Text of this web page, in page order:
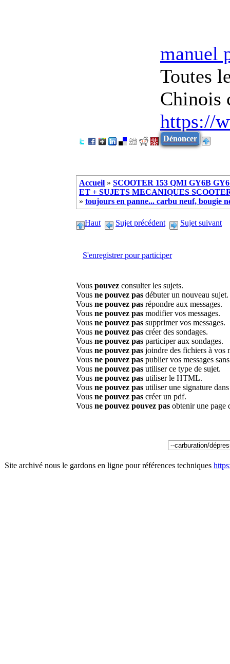
manuel
Toutes
Chinois
https://
Dénoncer
Accueil » SCOOTER 153 QMI GY6B
ET + SUJETS MECANIQUES
» toujours en panne... carbu neuf, bougie
Haut Sujet précédent Sujet suivant
S'enregistrer pour participer
Vous pouvez consulter les sujets.
Vous ne pouvez pas débuter un nouveau sujet.
Vous ne pouvez pas répondre aux messages.
Vous ne pouvez pas modifier vos messages.
Vous ne pouvez pas supprimer vos messages.
Vous ne pouvez pas créer des sondages.
Vous ne pouvez pas participer aux sondages.
Vous ne pouvez pas joindre des fichiers à vos
Vous ne pouvez pas publier vos messages
Vous ne pouvez pas utiliser ce type de sujet.
Vous ne pouvez pas utiliser le HTML.
Vous ne pouvez pas utiliser une signature
Vous ne pouvez pas créer un pdf.
Vous ne pouvez pouvez pas obtenir une page
Site archivé nous le gardons en ligne pour références techniques